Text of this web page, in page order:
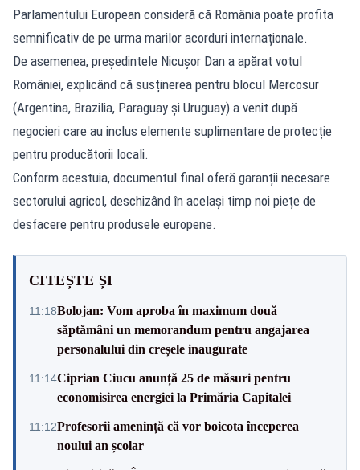
Parlamentului European consideră că România poate profita
semnificativ de pe urma marilor acorduri internaționale.
De asemenea, președintele Nicușor Dan a apărat votul
României, explicând că susținerea pentru blocul Mercosur
(Argentina, Brazilia, Paraguay și Uruguay) a venit după
negocieri care au inclus elemente suplimentare de protecție
pentru producătorii locali.
Conform acestuia, documentul final oferă garanții necesare
sectorului agricol, deschizând în același timp noi piețe de
desfacere pentru produsele europene.
CITEȘTE ȘI
11:18Bolojan: Vom aproba în maximum două
săptămâni un memorandum pentru angajarea
personalului din creșele inaugurate
11:14Ciprian Ciucu anunță 25 de măsuri pentru
economisirea energiei la Primăria Capitalei
11:12Profesorii amenință că vor boicota începerea
noului an școlar